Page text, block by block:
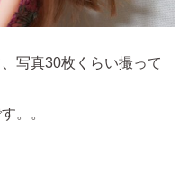
写真30枚くらい撮って
。。